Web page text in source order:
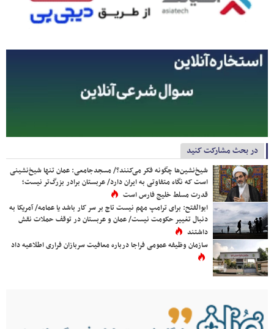
در بحث مشارکت کنید
شیخ‌نشین‌ها چگونه فکر می‌کنند؟/ مسجدجامعی: عمان تنها شیخ‌نشینی
است که نگاه متفاوتی به ایران دارد/ عربستان برادر بزرگ‌تر نیست؛
قدرت مسلط خلیج فارس است
ابوالفتح: برای ترامپ مهم نیست تاج بر سر کار باشد یا عمامه/ آمریکا به
دنبال تغییر حکومت نیست/ عمان و عربستان در توقف حملات نقش
داشتند
سازمان وظیفه عمومی فراجا درباره معافیت سربازان فراری اطلاعیه داد